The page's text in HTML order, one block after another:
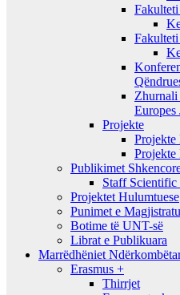
Projekte
Projekte
Projekte
Publikimet
Staff Scientific
Projektet Hulumtuese
Punimet e
Botime të UNT-së
Librat e Publikuara
Marrëdhëniet
Erasmus +
Thirrjet